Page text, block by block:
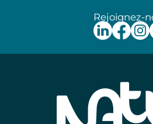
Rejoignez-